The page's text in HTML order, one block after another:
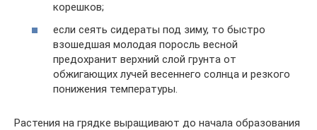
корешков;
если сеять сидераты под зиму, то быстро
взошедшая молодая поросль весной
предохранит верхний слой грунта от
обжигающих лучей весеннего солнца и резкого
понижения температуры.
Растения на грядке выращивают до начала образования